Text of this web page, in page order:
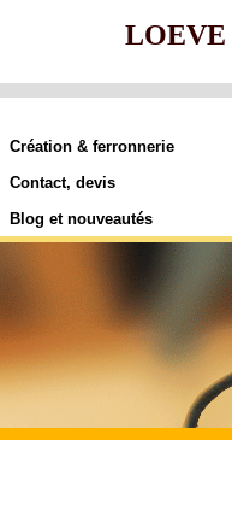
LOEVE
Création & ferronnerie
Contact, devis
Blog et nouveautés